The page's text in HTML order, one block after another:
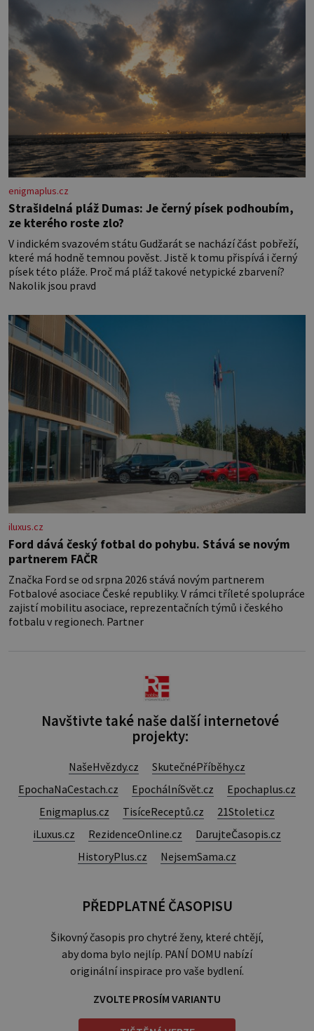
enigmaplus.cz
Strašidelná pláž Dumas: Je černý písek podhoubím,
ze kterého roste zlo?
V indickém svazovém státu Gudžarát se nachází část pobřeží,
které má hodně temnou pověst. Jistě k tomu přispívá i černý
písek této pláže. Proč má pláž takové netypické zbarvení?
Nakolik jsou pravd
iluxus.cz
Ford dává český fotbal do pohybu. Stává se novým
partnerem FAČR
Značka Ford se od srpna 2026 stává novým partnerem
Fotbalové asociace České republiky. V rámci tříleté spolupráce
zajistí mobilitu asociace, reprezentačních týmů i českého
fotbalu v regionech. Partner
Navštivte také naše další internetové
projekty:
NašeHvězdy.cz
SkutečnéPříběhy.cz
EpochaNaCestach.cz
EpochálníSvět.cz
Epochaplus.cz
Enigmaplus.cz
TisíceReceptů.cz
21Stoleti.cz
iLuxus.cz
RezidenceOnline.cz
DarujteČasopis.cz
HistoryPlus.cz
NejsemSama.cz
PŘEDPLATNÉ ČASOPISU
Šikovný časopis pro chytré ženy, které chtějí,
aby doma bylo nejlíp. PANÍ DOMU nabízí
originální inspirace pro vaše bydlení.
ZVOLTE PROSÍM VARIANTU